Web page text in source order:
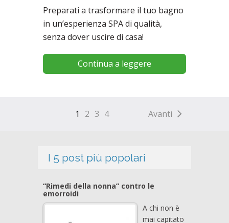
Preparati a trasformare il tuo bagno
in un’esperienza SPA di qualità,
senza dover uscire di casa!
Continua a leggere
1 2 3 4 Avanti
I 5 post più popolari
“Rimedi della nonna” contro le
emorroidi
A chi non è
mai capitato